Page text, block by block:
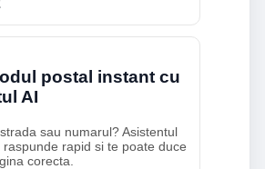
postal instant cu
AI
sau numarul? Asistentul
raspunde rapid si te poate duce
corecta.